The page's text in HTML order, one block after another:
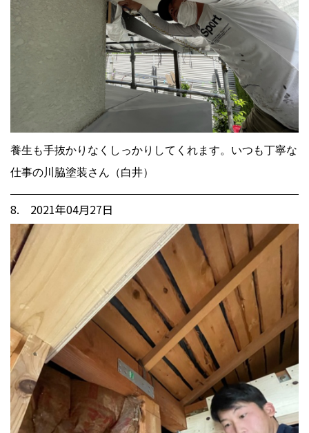
養生も手抜かりなくしっかりしてくれます。いつも丁寧な
仕事の川脇塗装さん（白井）
8. 2021年04月27日